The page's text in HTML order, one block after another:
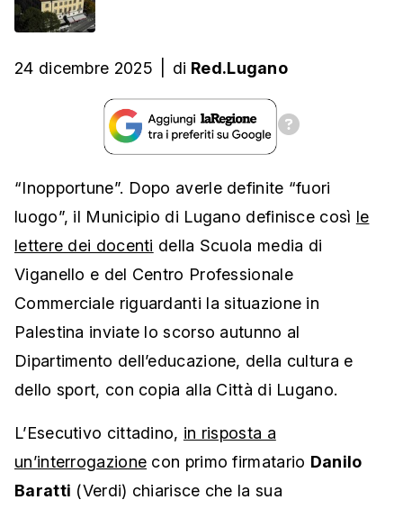
24 dicembre 2025 di Red.Lugano
“Inopportune”. Dopo averle definite “fuori
luogo”, il Municipio di Lugano definisce così le
lettere dei docenti della Scuola media di
Viganello e del Centro Professionale
Commerciale riguardanti la situazione in
Palestina inviate lo scorso autunno al
Dipartimento dell’educazione, della cultura e
dello sport, con copia alla Città di Lugano.
L’Esecutivo cittadino, in risposta a
un’interrogazione con primo firmatario Danilo
Baratti (Verdi) chiarisce che la sua